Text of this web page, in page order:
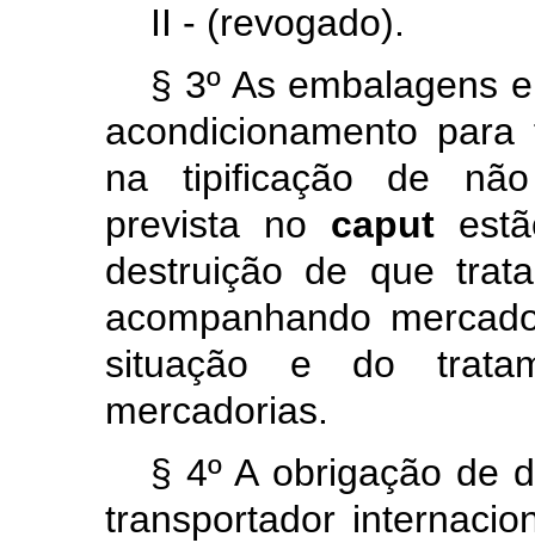
II - (revogado).
§ 3º As embalagens
acondicionamento
na tipificação de
prevista no caput
destruição de que
acompanhando
situação e do
mercadorias.
§ 4º A obrigação de
transportador